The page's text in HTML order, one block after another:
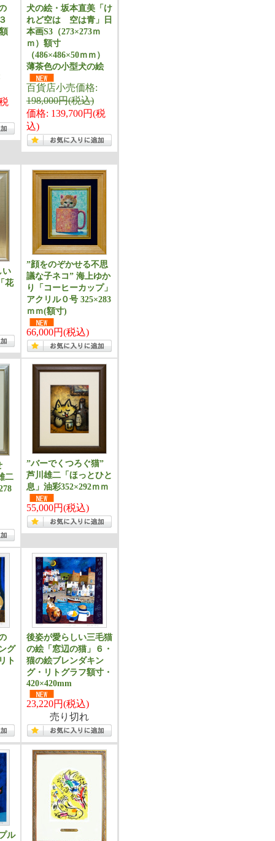
犬の絵・坂本直美「け
れど空は 空は青」日
本画S3（273×273ｍ
ｍ）額寸
（486×486×50ｍｍ）
薄茶色の小型犬の絵
百貨店小売価格:
198,000円(税込)
価格: 139,700円(税
込)
い
花
”顔をのぞかせる不思
議な子ネコ” 海上ゆか
り「コーヒーカップ」
アクリル０号 325×283
ｍｍ(額寸)
66,000円(税込)
二
”バーでくつろぐ猫”
芦川雄二「ほっとひと
息」油彩352×292ｍｍ
55,000円(税込)
グ
ト
後姿が愛らしい三毛猫
の絵「窓辺の猫」６・
猫の絵ブレンダキン
グ・リトグラフ額寸・
420×420mm
23,220円(税込)
売り切れ
ル